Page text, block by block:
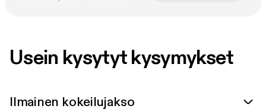
Usein kysytyt kysymykset
Ilmainen kokeilujakso